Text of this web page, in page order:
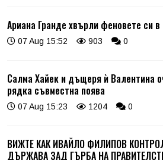
Ариана Гранде хвърли феновете си в
07 Aug 15:52 903 0
Салма Хайек и дъщеря ѝ Валентина
рядка съвместна поява
07 Aug 15:23 1204 0
ВИЖТЕ КАК ИВАЙЛО ФИЛИПОВ
ДЪРЖАВА ЗАД ГЪРБА НА